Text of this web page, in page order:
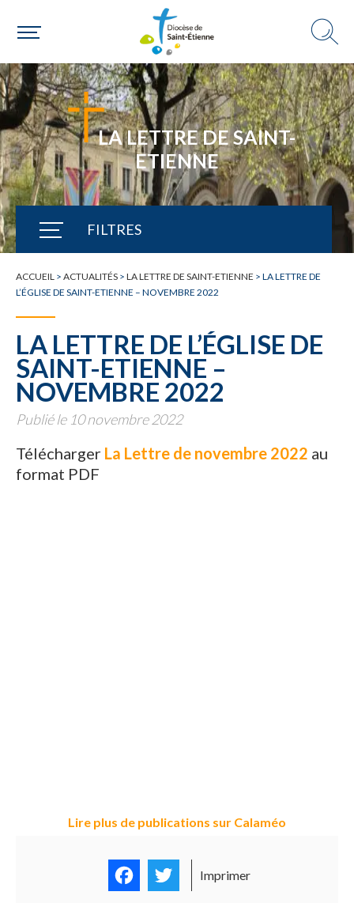
LA LETTRE DE SAINT-
ETIENNE
FILTRES
TOUTE L'ACTUALITÉ
ACCUEIL > ACTUALITÉS > LA LETTRE DE SAINT-ETIENNE > LA LETTRE DE
L’ÉGLISE DE SAINT-ETIENNE – NOVEMBRE 2022
LA LETTRE DE L’ÉGLISE DE
SAINT-ETIENNE –
NOVEMBRE 2022
Publié le 10 novembre 2022
Télécharger La Lettre de novembre 2022 au
format PDF
Lire plus de publications sur Calaméo
FacebookTwitter
Imprimer